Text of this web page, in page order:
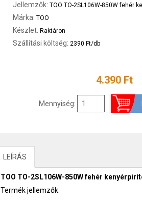
Jellemzők: TOO TO-2SL106W-850W fehér
Márka: TOO
Készlet: Raktáron
Szállítási költség: 2390 Ft/db
4.390 Ft
Mennyiség:
LEÍRÁS
TOO TO-2SL106W-850W fehér
Termék jellemzők: